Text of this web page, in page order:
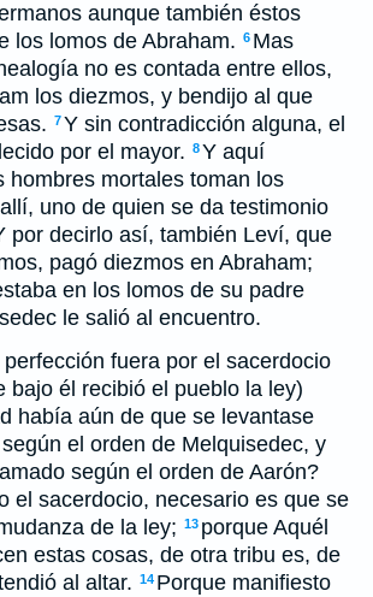
aunque también éstos
los lomos de Abraham. 6 Mas
no es contada entre ellos,
los diezmos, y bendijo al que
7Y sin contradicción alguna, el
por el mayor. 8Y aquí
hombres mortales toman los
uno de quien se da testimonio
por decirlo así, también Leví, que
pagó diezmos en Abraham;
en los lomos de su padre
le salió al encuentro.
fuera por el sacerdocio
bajo él recibió el pueblo la ley)
había aún de que se levantase
el orden de Melquisedec, y
según el orden de Aarón?
el sacerdocio, necesario es que se
de la ley; 13 porque Aquél
estas cosas, de otra tribu es, de
al altar. 14 Porque manifiesto